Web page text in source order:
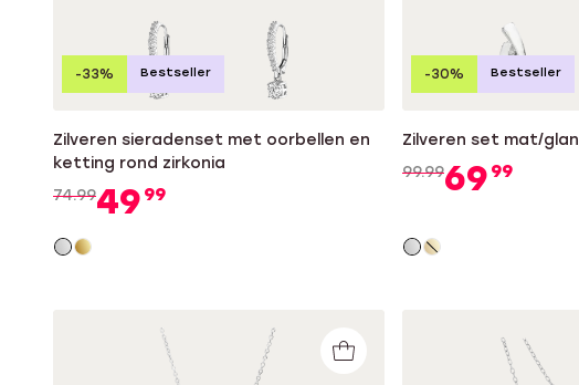
Zilveren sieradenset met oorbellen en
ketting rond zirkonia
74.9949 99
-33% Bestseller
Zilveren set mat/
99.9969 99
-30% Bestseller